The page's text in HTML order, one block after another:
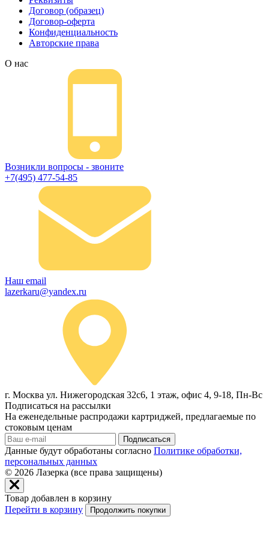
Договор (образец)
Договор-оферта
Конфиденциальность
Авторские права
О нас
Возникли вопросы - звоните
+7(495) 477-54-85
Наш email
lazerkaru@yandex.ru
г. Москва ул. Нижегородская 32с6, 1 этаж, офис 4, 9-18, Пн-Вс
Подписаться на рассылки
На еженедельные распродажи картриджей, предлагаемые по
стоковым ценам
Подписаться
Данные будут обработаны согласно Политике обработки,
персональных данных
© 2026 Лазерка (все права защищены)
Товар добавлен в корзину
Перейти в корзину
Продолжить покупки